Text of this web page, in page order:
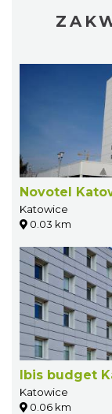
Novotel
Katowice
0.03 km
Ibis budget
Katowice
0.06 km